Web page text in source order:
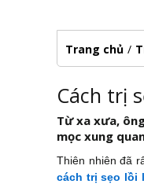
Trang chủ /
Cách trị
Từ xa xưa,
mọc xung
Thiên nhiên đã
cách trị sẹo lồi